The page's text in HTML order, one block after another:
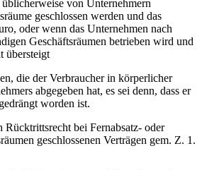
von Unternehmern
geschlossen werden und das
oder wenn das Unternehmen nach
Geschäftsräumen betrieben wird und
übersteigt
die der Verbraucher in körperlicher
abgegeben hat, es sei denn, dass er
worden ist.
Rücktrittsrecht bei Fernabsatz- oder
geschlossenen Verträgen gem. Z. 1.